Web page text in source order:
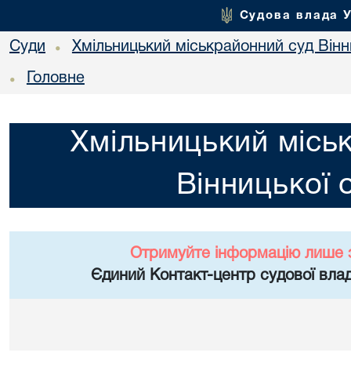
Судова влада
Суди • Хмільницький міськрайонний суд
• Головне
Хмільницький
Вінницької
Отримуйте інформацію лише
Єдиний Контакт-центр судової